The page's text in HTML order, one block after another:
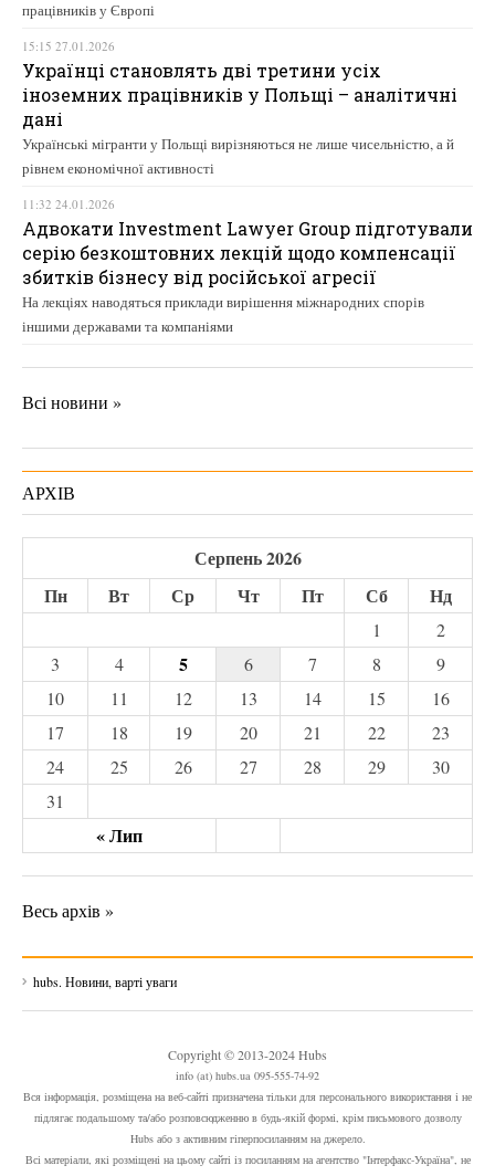
працівників у Європі
15:15 27.01.2026
Українці становлять дві третини усіх
іноземних працівників у Польщі – аналітичні
дані
Українські мігранти у Польщі вирізняються не лише чисельністю, а й
рівнем економічної активності
11:32 24.01.2026
Адвокати Investment Lawyer Group підготували
серію безкоштовних лекцій щодо компенсації
збитків бізнесу від російської агресії
На лекціях наводяться приклади вирішення міжнародних спорів
іншими державами та компаніями
Всі новини »
АРХІВ
Серпень 2026
Пн
Вт Ср Чт Пт Сб Нд
« Лип
1
2
3
4 5 6 7 8
9
10
11 12 13 14 15
16
17
18 19 20 21 22
23
24
25 26 27 28 29
30
31
Весь архів »
hubs. Новини, варті уваги
Copyright © 2013-2024 Hubs
info (at) hubs.ua 095-555-74-92
Вся інформація, розміщена на веб-сайті призначена тільки для персонального використання і не
підлягає подальшому та/або розповсюдженню в будь-якій формі, крім письмового дозволу
Hubs або з активним гіперпосиланням на джерело.
Всі матеріали, які розміщені на цьому сайті із посиланням на агентство "Інтерфакс-Україна", не